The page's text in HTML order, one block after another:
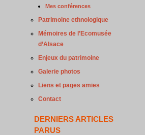
Mes conférences
Patrimoine ethnologique
Mémoires de l’Ecomusée
d’Alsace
Enjeux du patrimoine
Galerie photos
Liens et pages amies
Contact
DERNIERS ARTICLES
PARUS